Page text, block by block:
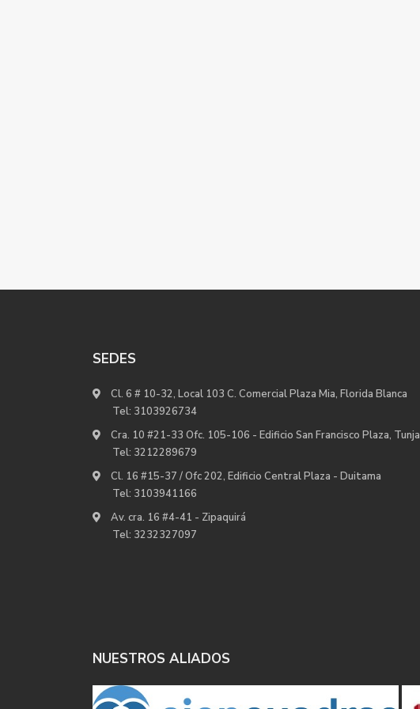
SEDES
Cl. 6 # 10-32, Local 103 C. Comercial Plaza Mia, Florida Blanca
Tel: 3103926734
Cra. 10 #21-33 Ofc. 105-106 - Edificio San Francisco Plaza, Tunja
Tel: 3212289679
Cl. 16 #15-37 / Ofc 202, Edificio Central Plaza - Duitama
Tel: 3103941166
Av. cra. 16 #4-41 - Zipaquirá
Tel: 3232327097
NUESTROS ALIADOS